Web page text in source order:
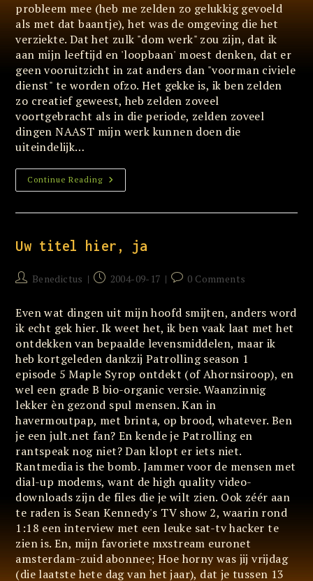
probleem mee (heb me zelden zo gelukkig gevoeld
als met dat baantje), het was de omgeving die het
verziekte. Dat het zulk "dom werk" zou zijn, dat ik
aan mijn leeftijd en 'loopbaan' moest denken, dat er
geen vooruitzicht in zat anders dan "voorman civiele
dienst" te worden ofzo. Het gekke is, ik ben zelden
zo creatief geweest, heb zelden zoveel
voortgebracht als in die periode, zelden zoveel
dingen NAAST mijn werk kunnen doen die
uiteindelijk…
Continue ReadingMuslim
Racist
Motherfucker?
Uw titel hier, ja
PostBenedictus
Post2004-09-17
Post0 Comments
Even wat dingen uit mijn hoofd smijten, anders word
ik echt gek hier. Ik weet het, ik ben vaak laat met het
ontdekken van bepaalde levensmiddelen, maar ik
heb kortgeleden dankzij Patrolling season 1
episode 5 Maple Syrop ontdekt (of Ahornsiroop), en
wel een grade B bio-organic versie. Waanzinnig
lekker èn gezond spul mensen. Kan in
havermoutpap, met brinta, op brood, whatever. Ben
je een jult.net fan? En kende je Patrolling en
rantspeak nog niet? Dan klopt er iets niet.
Rantmedia is the bomb. Jammer voor de mensen met
dial-up modems, want de high quality video-
downloads zijn de files die je wilt zien. Ook zéér aan
te raden is Sean Kennedy's TV show 2, waarin rond
1:18 een interview met een leuke sat-tv hacker te
zien is. En, mijn favoriete mxstream euronet
amsterdam-zuid abonnee; Hoe horny was jij vrijdag
(die laatste hete dag van het jaar), dat je tussen 13